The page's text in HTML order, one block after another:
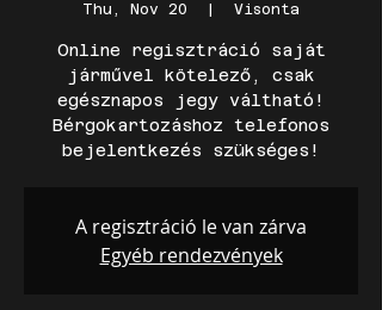
Thu, Nov 20 Visonta
Online regisztráció saját
járművel kötelező, csak
egésznapos jegy váltható!
Bérgokartozáshoz telefonos
A regisztráció le van zárva
Egyéb rendezvények